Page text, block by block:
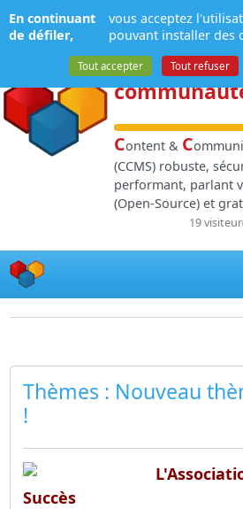
NPDS:
contenuet
Content & C
(CCMS) robuste,
performant, parlant
(Open-Source) et
19
Thèmes : Nouveau
!
Succès
Panneau de gestion des cookies
En continuant
de défiler,
vous acceptez
pouvant installer des
Tout accepter Tout refuser